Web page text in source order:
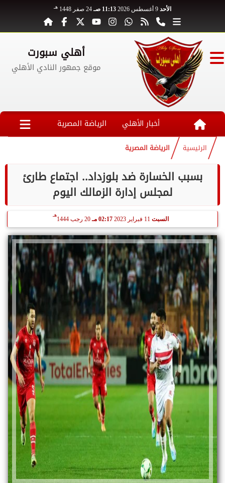
الأحد 11:13 صـ 24 صفر 1448 هـ
أهلي سبورت
موقع جمهور النادي الأهلي
أخبار الأهلي الرياضة المصرية
الرئيسية الرياضة المصرية
بسبب الخسارة ضد بلوزداد.. اجتماع طارئ
لمجلس إدارة الزمالك اليوم
السبت 02:17 مـ 20 رجب 1444
هـ